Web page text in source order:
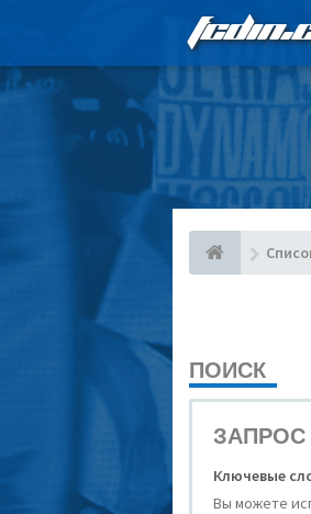
ПОИСК
ЗАПРОС
Ключевые
Вы можете